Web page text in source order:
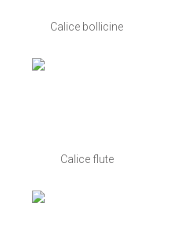
Calice bollicine
Calice flute